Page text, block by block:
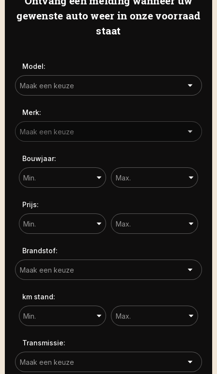
Haamstede
De Roterij 5 4328 BB Burgh-
Haamstede
Carrosserie
-
-
Bouwjaar
Sorteren op
gewenste auto weer in onze voorraad
staat
Model:
Merk:
Bouwjaar:
Prijs:
Brandstof:
km stand:
Transmissie: